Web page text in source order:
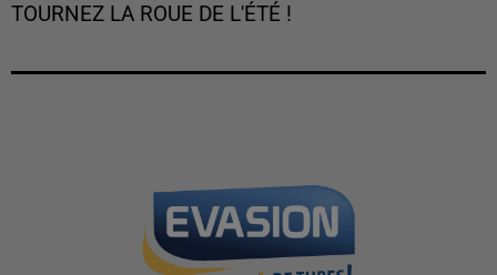
TOURNEZ LA ROUE DE L'ÉTÉ !